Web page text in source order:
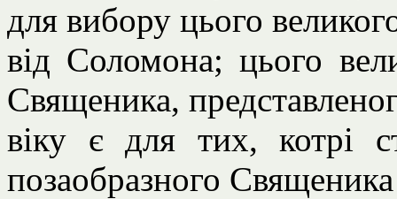
для вибору цього
від Соломона; цього
Священика,
віку є для тих, котрі
позаобразного